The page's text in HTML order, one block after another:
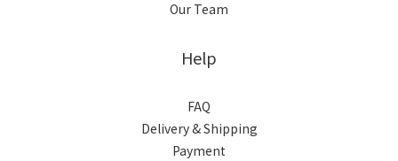
Our Team
Help
FAQ
Delivery & Shipping
Payment